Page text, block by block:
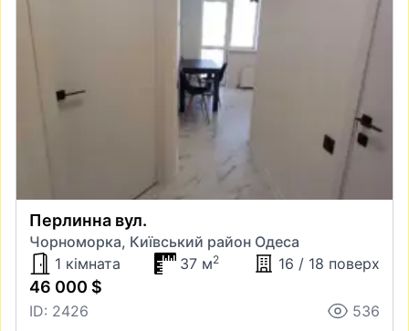
Перлинна вул.
Чорноморка, Київський район Одеса
1 кімната
37 м2 16 / 18 поверх
46 000 $
ID: 2426
536